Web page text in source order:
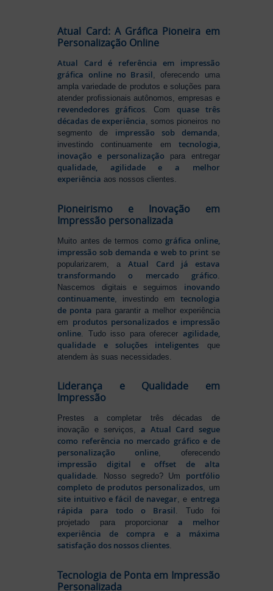
Atual Card: A Gráfica Pioneira em
Personalização Online
Atual Card é referência em impressão
gráfica online no Brasil, oferecendo uma
ampla variedade de produtos e soluções para
atender profissionais autônomos, empresas e
revendedores gráficos. Comquase três
décadas de experiência, somos pioneiros no
segmento de impressão sob demanda,
investindo continuamente em tecnologia,
inovação e personalização para entregar
qualidade, agilidade e a melhor
experiência aos nossos clientes.
Pioneirismo e Inovação em
Impressão personalizada
Muito antes de termos como gráfica online,
impressão sob demanda e web to printse
popularizarem, aAtual Card já estava
transformando o mercado gráfico
Nascemos digitais e seguimos inovando
continuamente , investindo em tecnologia
de ponta para garantir a melhor experiência
em produtos personalizados e impressão
online . Tudo isso para oferecer agilidade,
qualidade e soluções inteligentes que
atendem às suas necessidades.
Liderança e Qualidade em
Impressão
Prestes a completar três décadas de
inovação e serviços,a Atual Card segue
como referência no mercado gráfico e de
personalização online, oferecendo
impressão digital e offset de alta
qualidade. Nosso segredo? Um portfólio
completo de produtos personalizados, um
site intuitivo e fácil de navegar, e entrega
rápida para todo o Brasil. Tudo foi
projetado para proporcionara melhor
experiência de compra e a máxima
satisfação dos nossos clientes.
Tecnologia de Ponta em Impressão
Personalizada